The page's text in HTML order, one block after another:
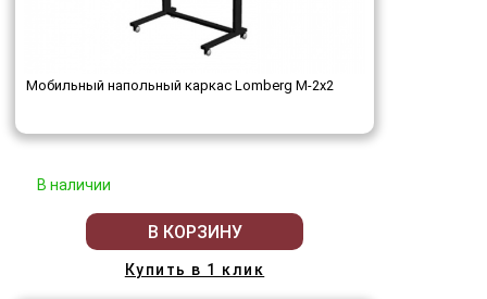
Мобильный напольный каркас Lomberg M-2х2
В наличии
В КОРЗИНУ
Купить в 1 клик